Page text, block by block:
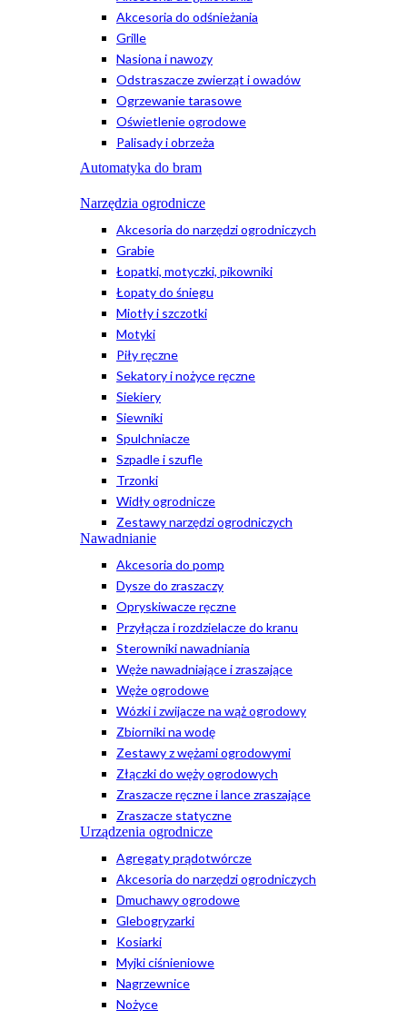
Akcesoria do odśnieżania
Grille
Nasiona i nawozy
Odstraszacze zwierząt i owadów
Ogrzewanie tarasowe
Oświetlenie ogrodowe
Palisady i obrzeża
Automatyka do bram
Narzędzia ogrodnicze
Akcesoria do narzędzi ogrodniczych
Grabie
Łopatki, motyczki, pikowniki
Łopaty do śniegu
Miotły i szczotki
Motyki
Piły ręczne
Sekatory i nożyce ręczne
Siekiery
Siewniki
Spulchniacze
Szpadle i szufle
Trzonki
Widły ogrodnicze
Zestawy narzędzi ogrodniczych
Nawadnianie
Akcesoria do pomp
Dysze do zraszaczy
Opryskiwacze ręczne
Przyłącza i rozdzielacze do kranu
Sterowniki nawadniania
Węże nawadniające i zraszające
Węże ogrodowe
Wózki i zwijacze na wąż ogrodowy
Zbiorniki na wodę
Zestawy z wężami ogrodowymi
Złączki do węży ogrodowych
Zraszacze ręczne i lance zraszające
Zraszacze statyczne
Urządzenia ogrodnicze
Agregaty prądotwórcze
Akcesoria do narzędzi ogrodniczych
Dmuchawy ogrodowe
Glebogryzarki
Kosiarki
Myjki ciśnieniowe
Nagrzewnice
Nożyce